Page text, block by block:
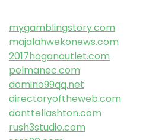
mygamblingstory.com
majalahwekonews.com
2017hoganoutlet.com
pelmanec.com
domino99qq.net
directoryoftheweb.com
donttellashton.com
rush3studio.com